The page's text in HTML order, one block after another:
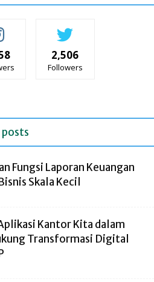
2,506
Followers
Fungsi Laporan Keuangan
Skala Kecil
Kantor Kita dalam
Transformasi Digital